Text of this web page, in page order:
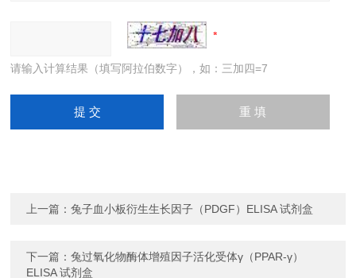
请输入计算结果（填写阿拉伯数字），如：三加四=7
上一篇：兔子血小板衍生生长因子（PDGF）ELISA 试剂盒
下一篇：兔过氧化物酶体增殖因子活化受体γ（PPAR-γ）
ELISA 试剂盒